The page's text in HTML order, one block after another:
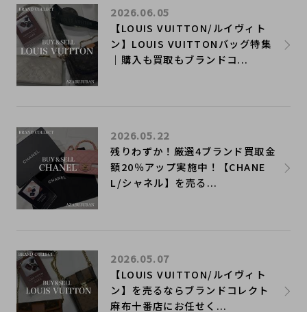
【LOUIS VUITTON/ルイヴィト
ン】LOUIS VUITTONバッグ特集
｜購入も買取もブランドコ...
2026.06.05
残りわずか！厳選4ブランド買取金
額20％アップ実施中！【CHANE
L/シャネル】を売る...
2026.05.22
【LOUIS VUITTON/ルイヴィト
ン】を売るならブランドコレクト
麻布十番店にお任せく...
2026.05.07